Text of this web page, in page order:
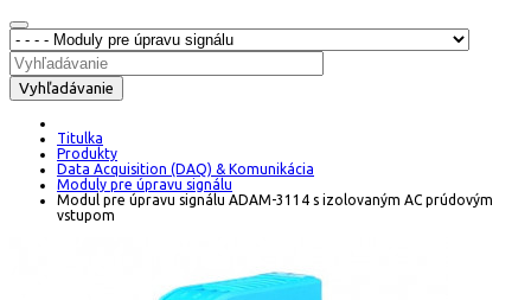
Vyhľadávanie
Titulka
Produkty
Data Acquisition (DAQ) & Komunikácia
Moduly pre úpravu signálu
Modul pre úpravu signálu ADAM-3114 s izolovaným AC prúdovým
vstupom